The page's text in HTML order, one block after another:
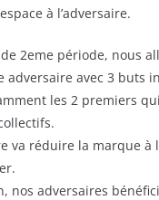
à l’adversaire.
2eme période, nous
adversaire avec 3 buts
les 2 premiers
va réduire la marque à
nos adversaires